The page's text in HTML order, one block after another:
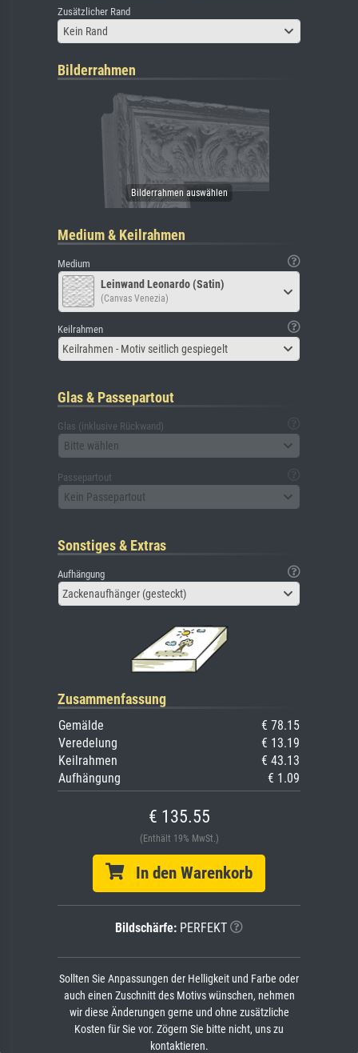
Zusätzlicher Rand
Kein Rand
Bilderrahmen
Medium & Keilrahmen
Medium
Leinwand Leonardo (Satin)
(Canvas Venezia)
Keilrahmen
Keilrahmen - Motiv seitlich gespiegelt
Glas & Passepartout
Glas (inklusive Rückwand)
Bitte wählen
Passepartout
Kein Passepartout
Sonstiges & Extras
Aufhängung
Zackenaufhänger (gesteckt)
Zusammenfassung
Gemälde
€ 78.15
Veredelung
€ 13.19
Keilrahmen
€ 43.13
Aufhängung
€ 1.09
€ 135.55
(Enthält 19% MwSt.)
In den Warenkorb
Bildschärfe: PERFEKT
Sollten Sie Anpassungen der Helligkeit und Farbe oder
auch einen Zuschnitt des Motivs wünschen, nehmen
wir diese Änderungen gerne und ohne zusätzliche
Kosten für Sie vor. Zögern Sie bitte nicht, uns zu
kontaktieren.